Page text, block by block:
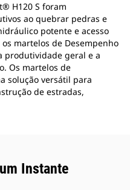
H120 S foram
ao quebrar pedras e
potente e acesso
martelos de Desempenho
produtividade geral e a
Os martelos de
solução versátil para
de estradas,
Instante